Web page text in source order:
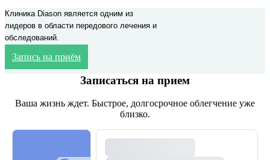
Клиника Diason является одним из
лидеров в области передового лечения и
обследований.
Запись на приём
Записаться на прием
Ваша жизнь ждет. Быстрое, долгосрочное облегчение уже
близко.